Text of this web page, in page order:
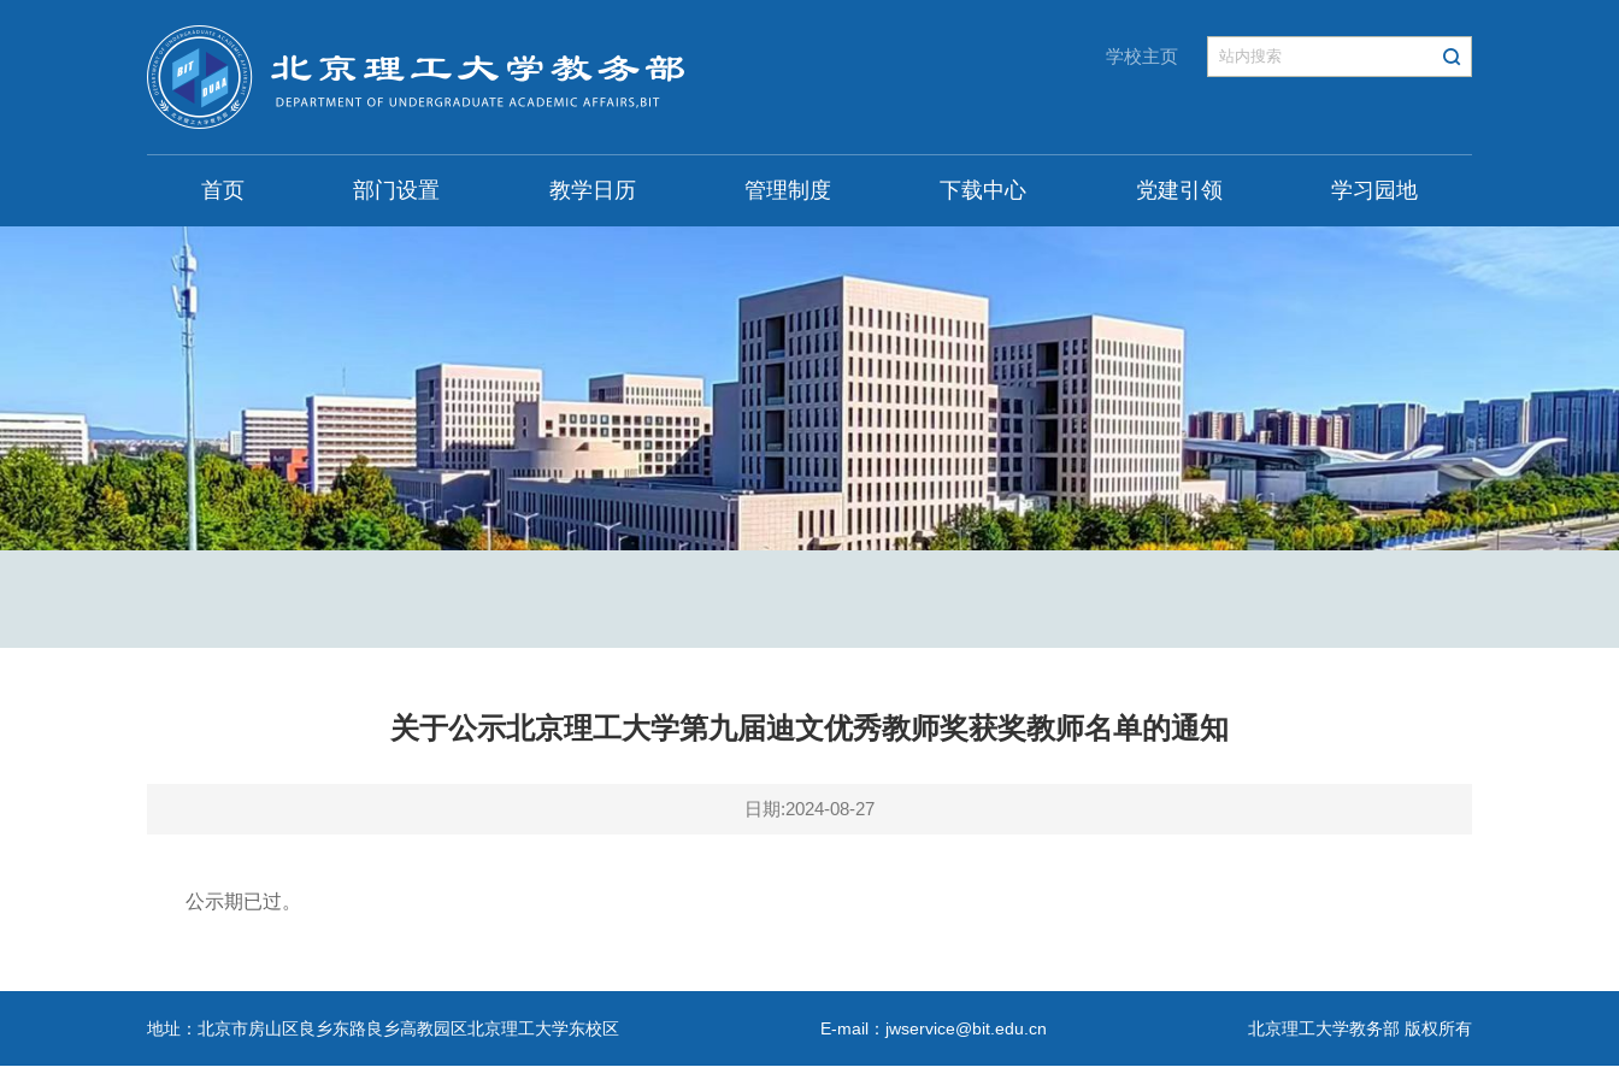
学校主页
首页 部门设置 教学日历 管理制度 下载中心 党建引领 学习园地
关于公示北京理工大学第九届迪文优秀教师奖获奖教师名单的通知
日期:2024-08-27
公示期已过。
地址：北京市房山区良乡东路良乡高教园区北京理工大学东校区 E-mail：jwservice@bit.edu.cn 北京理工大学教务部 版权所有